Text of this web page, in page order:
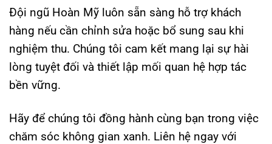
Đội ngũ Hoàn Mỹ luôn sẵn sàng hỗ trợ khách
hàng nếu cần chỉnh sửa hoặc bổ sung sau khi
nghiệm thu. Chúng tôi cam kết mang lại sự hài
lòng tuyệt đối và thiết lập mối quan hệ hợp tác
bền vững.
Hãy để chúng tôi đồng hành cùng bạn trong việc
chăm sóc không gian xanh. Liên hệ ngay với